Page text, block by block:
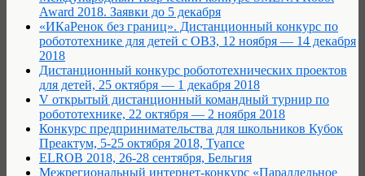
Award 2018. Заявки до 5 декабря
«ИКаРенок без границ». Дистанционный конкурс по
робототехнике для детей с ОВЗ, 12 ноября — 14 декабря
2018
Дистанционный конкурс робототехнических проектов
для детей, 25 октября — 1 декабря 2018
V открытый дистанционный командный турнир по
робототехнике, 22 октября — 2 ноября 2018
Конкурс предпринимательства для школьников Кубок
Преактум, 5-25 октября 2018, Туапсе
ELROB 2018, 26-28 сентября, Бельгия
Межрегиональный интернет-конкурс «Параллельное